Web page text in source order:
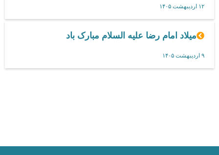
۱۲ اردیبهشت ۱۴۰۵
میلاد امام رضا علیه السلام مبارک باد
۹ اردیبهشت ۱۴۰۵